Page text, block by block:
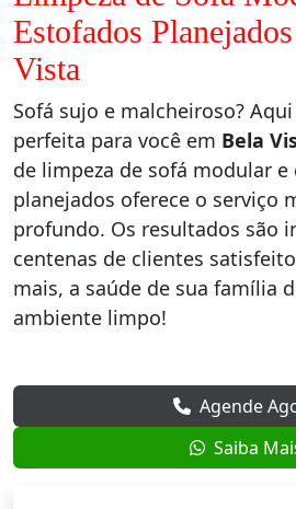
Estofados
Vista
Sofá sujo e malcheiroso?
perfeita para você em Bela
de limpeza de sofá modular e
planejados oferece o serviço
profundo. Os resultados são
centenas de clientes
mais, a saúde de sua família
ambiente limpo!
Agende
Saiba